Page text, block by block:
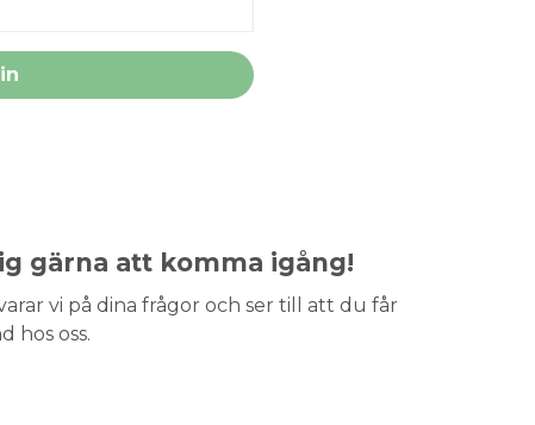
gärna att komma igång!
vi på dina frågor och ser till att du får
hos oss.